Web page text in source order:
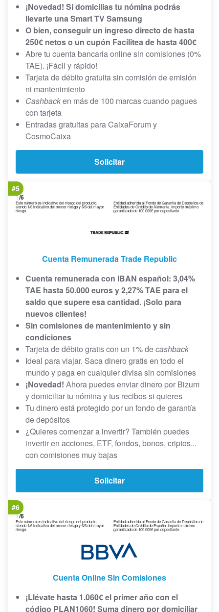
¡Novedad! Si domicilias tu nómina podrás
llevarte una Smart TV Samsung
O bien, conseguir un ingreso directo de hasta
250€ netos o un cupón Facilitea de hasta 400€
Abre tu cuenta bancaria online sin comisiones (0%
TAE). ¡Fácil y rápido!
Tarjeta de débito gratuita sin comisión de emisión
ni mantenimiento
Cashbacken más de 100 marcas cuando pagues
con tarjeta
Entradas gratuitas para CaixaForum y
CosmoCaixa
Solicitar
1/6
Este número es indicativo del riesgo del producto,
siendo 1/6 indicativo del menor riesgo y 6/6 del mayor
riesgo.
Entidad adherida al Fondo de Garantía de Depósitos de
Entidades de Crédito de Alemania. Importe máximo
garantizado de 100.000€ por depositante.
#5
Cuenta Remunerada Trade Republic
Cuenta remunerada con IBAN español: 3,04%
TAE hasta 50.000 euros y 2,27% TAE para el
saldo que supere esa cantidad. ¡Solo para
nuevos clientes!
Sin comisiones de mantenimiento y sin
condiciones
Tarjeta de débito gratis con un 1% decashback
Ideal para viajar. Saca dinero gratis en todo el
mundo y paga en cualquier divisa sin comisiones
¡Novedad! Ahora puedes enviar dinero por Bizum
y domiciliar tu nómina y tus recibos si quieres
Tu dinero está protegido por un fondo de garantía
de depósitos
¿Quieres comenzar a invertir? También puedes
invertir en acciones, ETF, fondos, bonos, criptos...
con comisiones muy bajas
Solicitar
1/6
Este número es indicativo del riesgo del producto,
siendo 1/6 indicativo del menor riesgo y 6/6 del mayor
riesgo.
Entidad adherida al Fondo de Garantía de Depósitos de
Entidades de Crédito de España. Importe máximo
garantizado de 100.000€ por depositante.
#6
Cuenta Online Sin Comisiones
¡Llévate hasta 1.060€ el primer año con el
código PLAN1060! Suma dinero por domiciliar